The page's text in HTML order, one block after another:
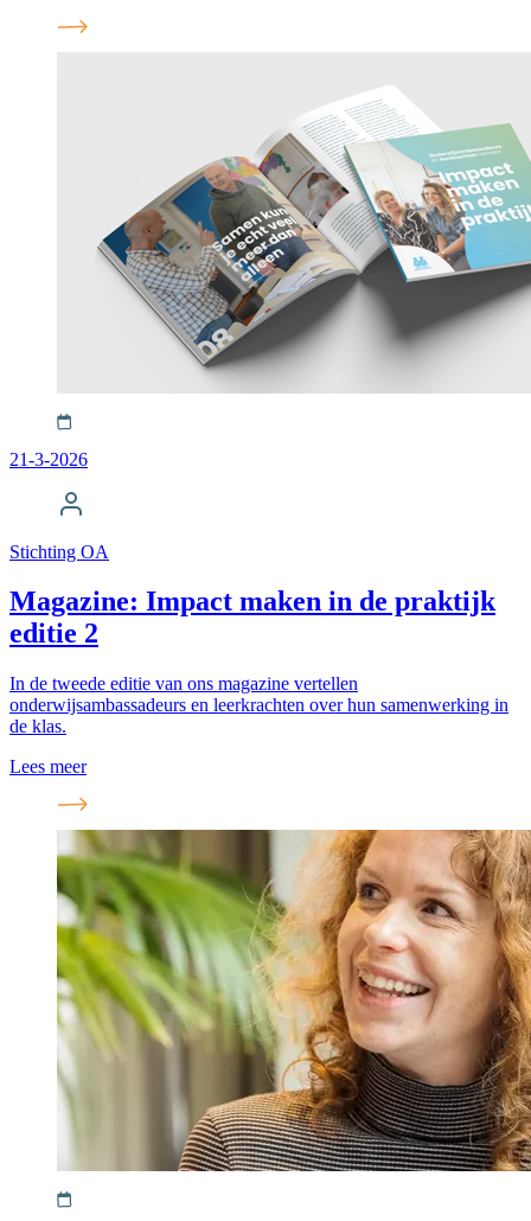
21-3-2026
Stichting OA
Magazine: Impact maken in de praktijk
editie 2
In de tweede editie van ons magazine vertellen
onderwijsambassadeurs en leerkrachten over hun samenwerking in
de klas.
Lees meer